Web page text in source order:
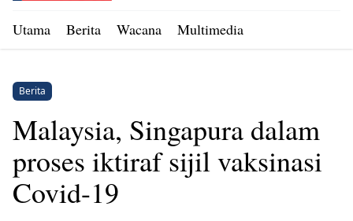
Utama Berita Wacana Multimedia
Berita
Malaysia, Singapura dalam
proses iktiraf sijil vaksinasi
Covid-19